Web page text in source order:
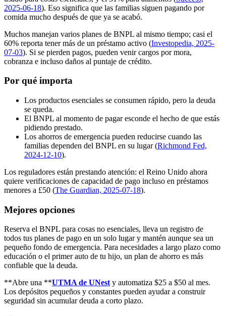
2025-06-18). Eso significa que las familias siguen pagando por
comida mucho después de que ya se acabó.
Muchos manejan varios planes de BNPL al mismo tiempo; casi el
60% reporta tener más de un préstamo activo (Investopedia, 2025-
07-03). Si se pierden pagos, pueden venir cargos por mora,
cobranza e incluso daños al puntaje de crédito.
Por qué importa
Los productos esenciales se consumen rápido, pero la deuda
se queda.
El BNPL al momento de pagar esconde el hecho de que estás
pidiendo prestado.
Los ahorros de emergencia pueden reducirse cuando las
familias dependen del BNPL en su lugar (Richmond Fed,
2024-12-10).
Los reguladores están prestando atención: el Reino Unido ahora
quiere verificaciones de capacidad de pago incluso en préstamos
menores a £50 (The Guardian, 2025-07-18).
Mejores opciones
Reserva el BNPL para cosas no esenciales, lleva un registro de
todos tus planes de pago en un solo lugar y mantén aunque sea un
pequeño fondo de emergencia. Para necesidades a largo plazo como
educación o el primer auto de tu hijo, un plan de ahorro es más
confiable que la deuda.
**Abre una **UTMA de UNest y automatiza $25 a $50 al mes.
Los depósitos pequeños y constantes pueden ayudar a construir
seguridad sin acumular deuda a corto plazo.